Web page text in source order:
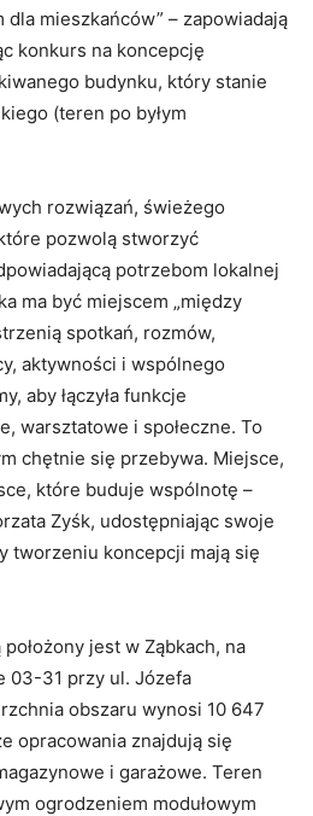
mieszkańców” – zapowiadają
konkurs na koncepcję
budynku, który stanie
(teren po byłym
rozwiązań, świeżego
pozwolą stworzyć
potrzebom lokalnej
ma być miejscem „między
spotkań, rozmów,
aktywności i wspólnego
aby łączyła funkcje
warsztatowe i społeczne. To
chętnie się przebywa. Miejsce,
które buduje wspólnotę –
Zyśk, udostępniając swoje
tworzeniu koncepcji mają się
jest w Ząbkach, na
03-31 przy ul. Józefa
obszaru wynosi 10 647
opracowania znajdują się
i garażowe. Teren
ogrodzeniem modułowym